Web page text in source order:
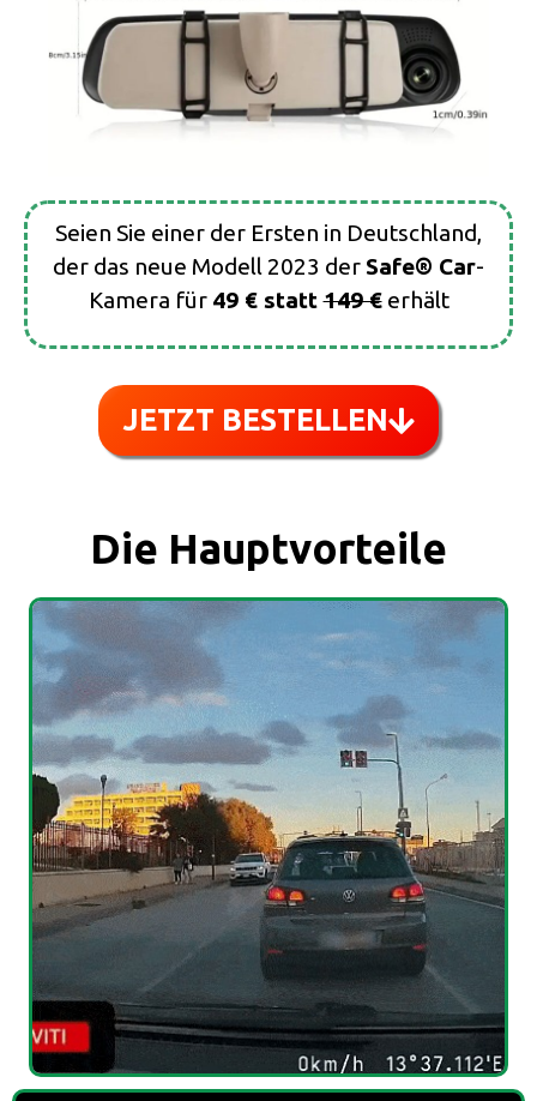
Seien Sie einer der Ersten in Deutschland,
der das neue Modell 2023 der Safe® Car-
Kamera für 49 € statt149 €erhält
JETZT BESTELLEN
Die Hauptvorteile